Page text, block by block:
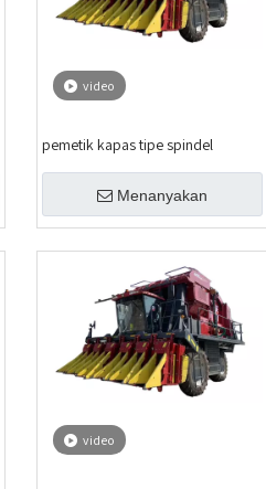
video
pemetik kapas tipe spindel
Menanyakan
video